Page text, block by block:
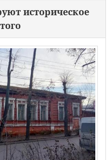
историческое